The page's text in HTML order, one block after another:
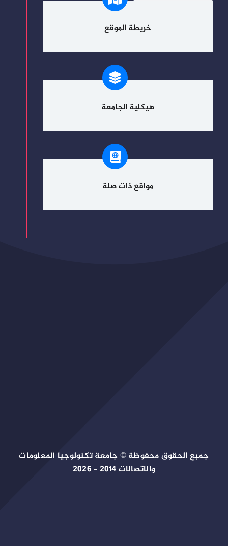
خريطة الموقع
هيكلية الجامعة
مواقع ذات صلة
جمبع الحقوق محفوظة © جامعة تكنولوجيا المعلومات
والاتصالات 2014 – 2026